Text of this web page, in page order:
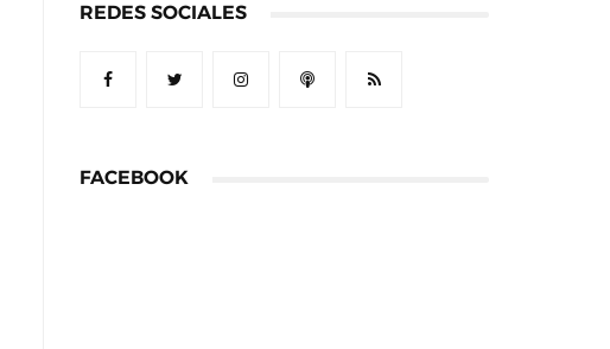
REDES SOCIALES
FACEBOOK